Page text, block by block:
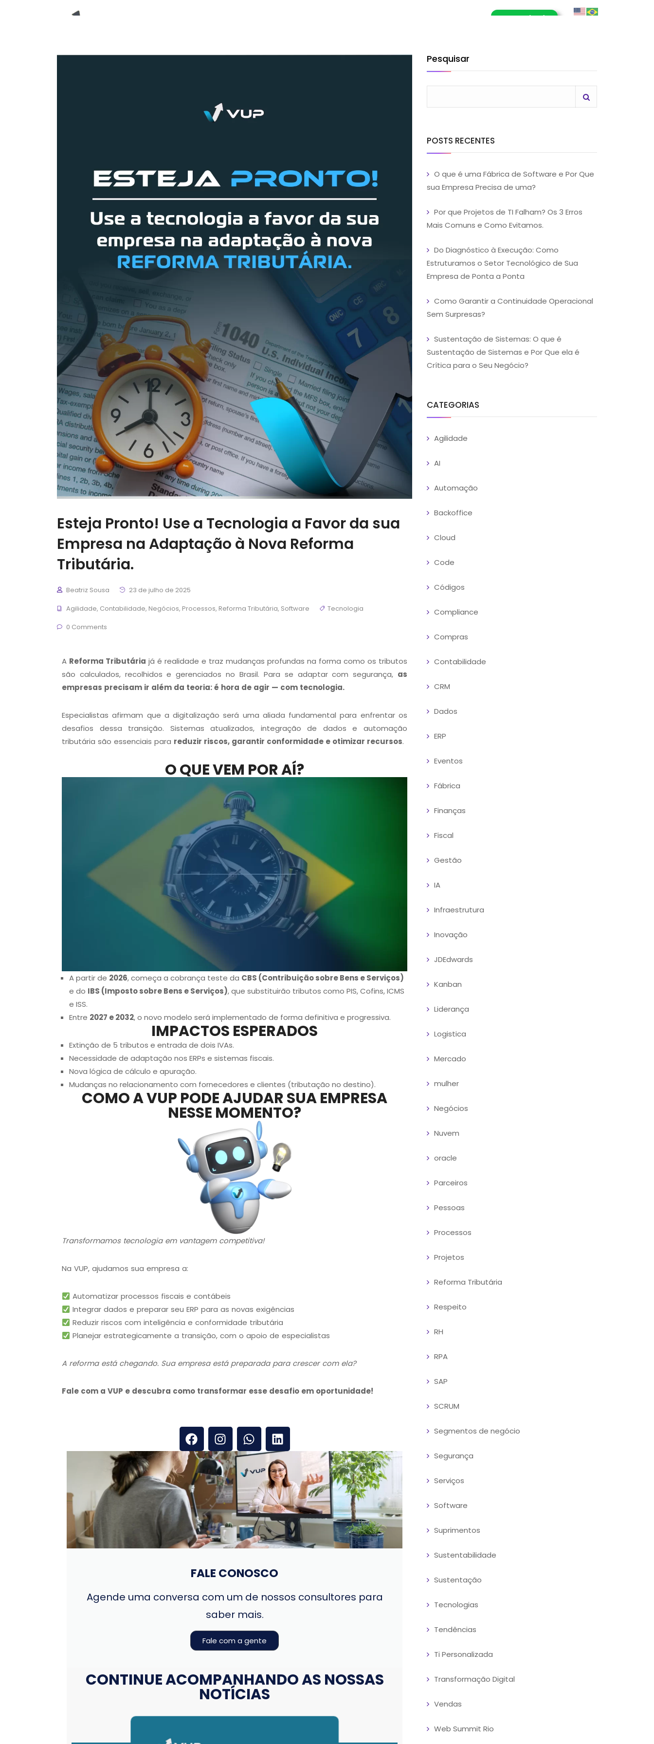
E-Book (RPA)
Esteja Pronto! Use a Tecnologia a Favor da sua
Empresa na Adaptação à Nova Reforma
Tributária.
Beatriz Sousa
23 de julho de 2025
Agilidade, Contabilidade, Negócios, Processos, Reforma Tributária, Software
Tecnologia
0 Comments
A Reforma Tributária já é realidade e traz mudanças profundas na forma como os tributos
são calculados, recolhidos e gerenciados no Brasil. Para se adaptar com segurança, as
empresas precisam ir além da teoria: é hora de agir — com tecnologia.
Especialistas afirmam que a digitalização será uma aliada fundamental para enfrentar os
desafios dessa transição. Sistemas atualizados, integração de dados e automação
tributária são essenciais para reduzir riscos, garantir conformidade e otimizar recursos.
O QUE VEM POR AÍ?
A partir de 2026, começa a cobrança teste da CBS (Contribuição sobre Bens e Serviços)
e do IBS (Imposto sobre Bens e Serviços), que substituirão tributos como PIS, Cofins, ICMS
e ISS.
Entre 2027 e 2032, o novo modelo será implementado de forma definitiva e progressiva.
IMPACTOS ESPERADOS
Extinção de 5 tributos e entrada de dois IVAs.
Necessidade de adaptação nos ERPs e sistemas fiscais.
Nova lógica de cálculo e apuração.
Mudanças no relacionamento com fornecedores e clientes (tributação no destino).
COMO A VUP PODE AJUDAR SUA EMPRESA
NESSE MOMENTO?
Transformamos tecnologia em vantagem competitiva!
Na VUP, ajudamos sua empresa a:
Automatizar processos fiscais e contábeis
Integrar dados e preparar seu ERP para as novas exigências
Reduzir riscos com inteligência e conformidade tributária
Planejar estrategicamente a transição, com o apoio de especialistas
A reforma está chegando. Sua empresa está preparada para crescer com ela?
Fale com a VUP e descubra como transformar esse desafio em oportunidade!
FALE CONOSCO
Agende uma conversa com um de nossos consultores para
saber mais.
Fale com a gente
CONTINUE ACOMPANHANDO AS NOSSAS
NOTÍCIAS
Pesquisar
POSTS RECENTES
O que é uma Fábrica de Software e Por Que
sua Empresa Precisa de uma?
Por que Projetos de TI Falham? Os 3 Erros
Mais Comuns e Como Evitamos.
Do Diagnóstico à Execução: Como
Estruturamos o Setor Tecnológico de Sua
Empresa de Ponta a Ponta
Como Garantir a Continuidade Operacional
Sem Surpresas?
Sustentação de Sistemas: O que é
Sustentação de Sistemas e Por Que ela é
Crítica para o Seu Negócio?
CATEGORIAS
Agilidade
AI
Automação
Backoffice
Cloud
Code
Códigos
Compliance
Compras
Contabilidade
CRM
Dados
ERP
Eventos
Fábrica
Finanças
Fiscal
Gestão
IA
Infraestrutura
Inovação
JDEdwards
Kanban
Liderança
Logistica
Mercado
mulher
Negócios
Nuvem
oracle
Parceiros
Pessoas
Processos
Projetos
Reforma Tributária
Respeito
RH
RPA
SAP
SCRUM
Segmentos de negócio
Segurança
Serviços
Software
Suprimentos
Sustentabilidade
Sustentação
Tecnologias
Tendências
Ti Personalizada
Transformação Digital
Vendas
Web Summit Rio